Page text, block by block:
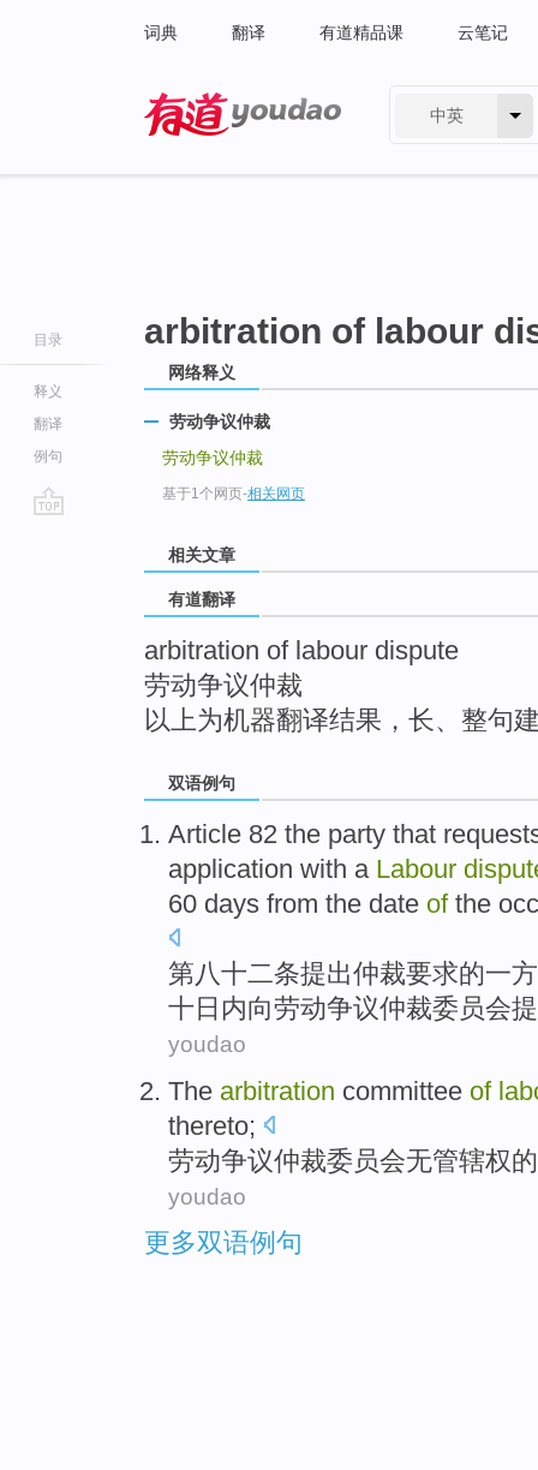
词典 翻译 有道精品课 云笔记
中英
目录
释义
翻译
例句
arbitration of labour
网络释义
劳动争议仲裁
劳动争议仲裁
基于1个网页-相关网页
相关文章
有道翻译
arbitration of labour dispute
劳动争议仲裁
以上为机器翻译结果，长、整句
双语例句
Article 82 the party that
application with a Labour
60 days from the date ofthe
第八十二条提出仲裁要求的一方
十 日 内向劳动争议仲裁委员会
youdao
The arbitration committee of
thereto;
劳动争议仲裁委员会无管辖权的
youdao
更多双语例句